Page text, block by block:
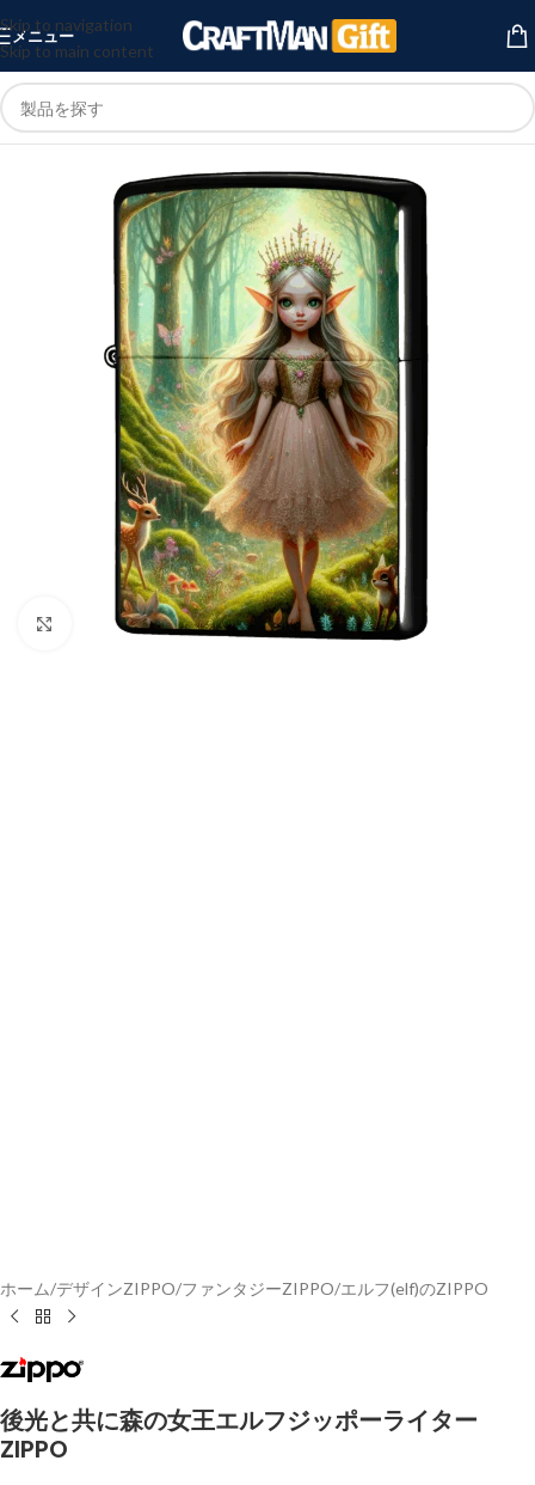
Skip to navigation
Skip to main content
メニュー
クリックして拡大
ホーム/デザインZIPPO/ファンタジーZIPPO/エルフ(elf)のZIPPO
後光と共に森の女王エルフジッポーライター
ZIPPO